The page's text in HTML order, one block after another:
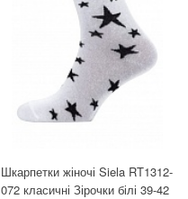
Шкарпетки жіночі Siela RT1312-
072 класичні Зірочки білі 39-42